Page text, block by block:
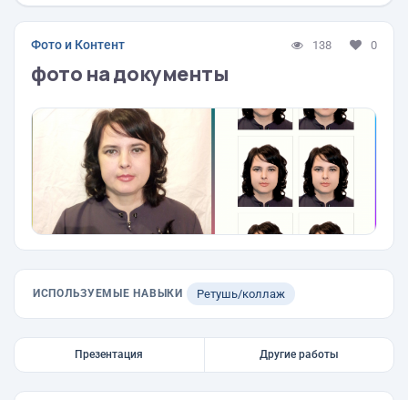
Фото и Контент 138 0
фото на документы
ИСПОЛЬЗУЕМЫЕ НАВЫКИ Ретушь/коллаж
Презентация Другие работы